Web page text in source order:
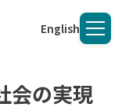
English
メニ
会の実現